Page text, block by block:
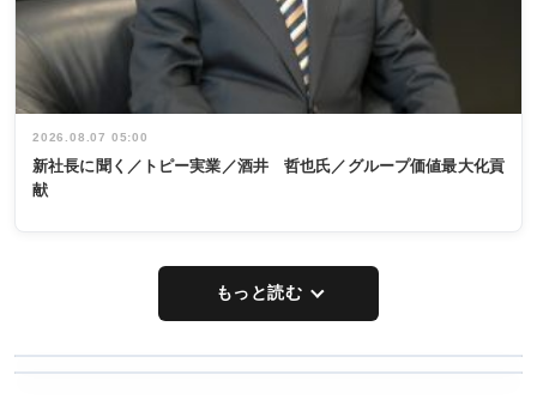
2026.08.07 05:00
新社長に聞く／トピー実業／酒井 哲也氏／グループ価値最大化貢
献
もっと読む